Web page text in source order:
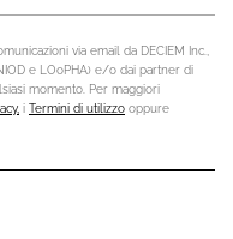
via email da DECIEM Inc.,
e LOoPHA) e/o dai partner di
momento. Per maggiori
i Termini di utilizzo oppure